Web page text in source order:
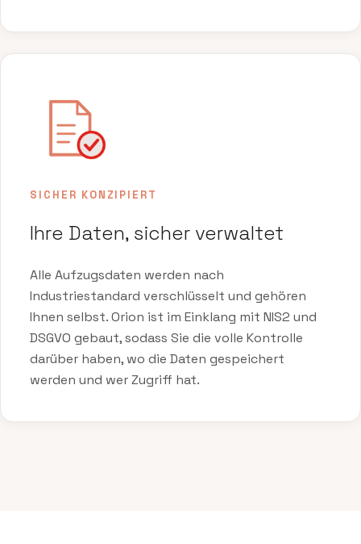
SICHER KONZIPIERT
Ihre Daten, sicher verwaltet
Alle Aufzugsdaten werden nach
Industriestandard verschlüsselt und gehören
Ihnen selbst. Orion ist im Einklang mit NIS2 und
DSGVO gebaut, sodass Sie die volle Kontrolle
darüber haben, wo die Daten gespeichert
werden und wer Zugriff hat.